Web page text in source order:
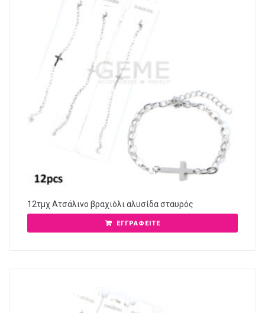
12τμχ Ατσάλινο βραχιόλι αλυσίδα σταυρός
ΕΓΓΡΑΦΕΊΤΕ